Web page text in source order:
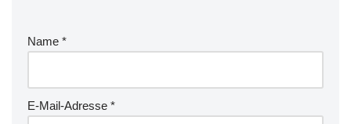
Name *
E-Mail-Adresse *